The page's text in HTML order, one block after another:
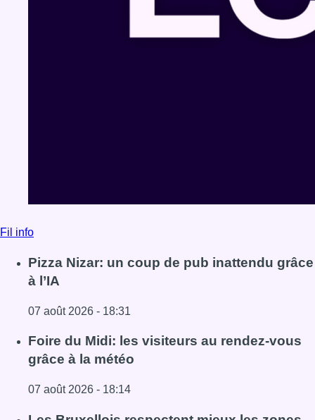
Fil info
Pizza Nizar: un coup de pub inattendu grâce
à l’IA
07 août 2026 - 18:31
Lire l'article Pizza Nizar: un coup de pub inattendu grâce
Foire du Midi: les visiteurs au rendez-vous
grâce à la météo
07 août 2026 - 18:14
Lire l'article Foire du Midi: les visiteurs au rendez-vous